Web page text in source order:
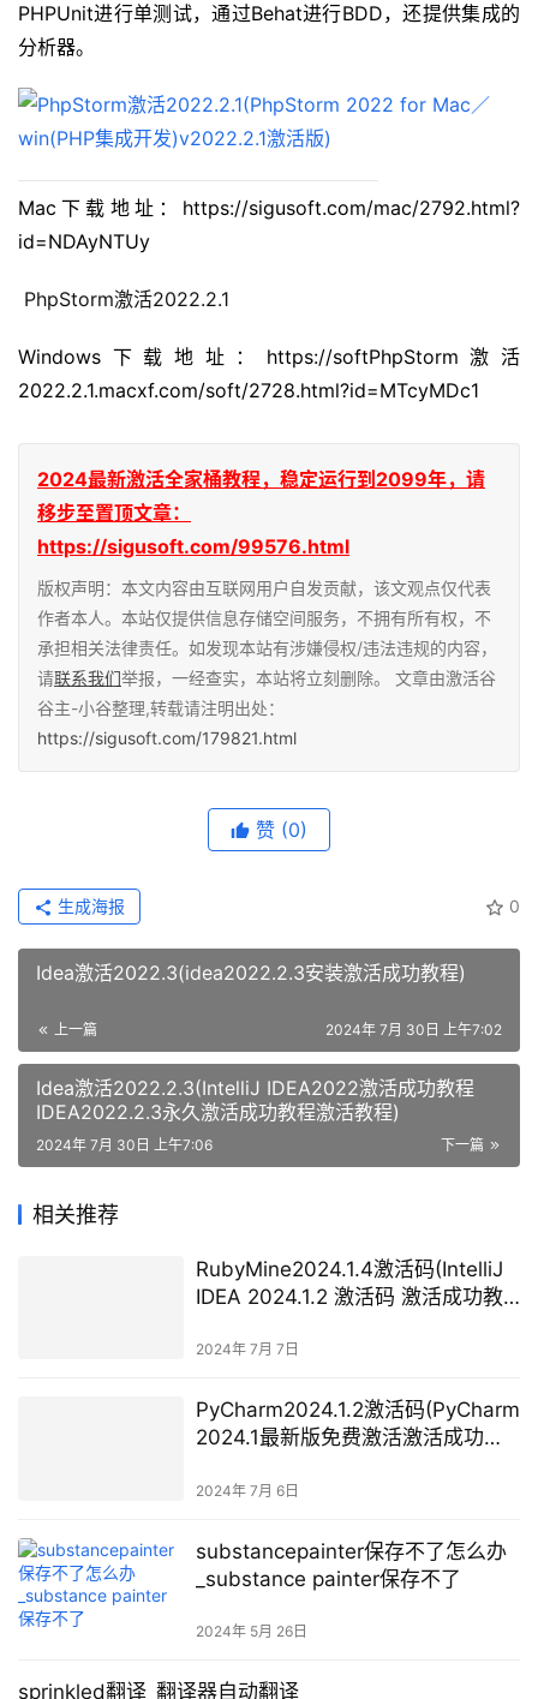
PHPUnit进行单测试，通过Behat进行BDD，还提供集成的
分析器。
Mac下载地址：https://sigusoft.com/mac/2792.html?
id=NDAyNTUy
PhpStorm激活2022.2.1
Windows下载地址：https://softPhpStorm激活
2022.2.1.macxf.com/soft/2728.html?id=MTcyMDc1
2024最新激活全家桶教程，稳定运行到2099年，请
移步至置顶文章：
https://sigusoft.com/99576.html
版权声明：本文内容由互联网用户自发贡献，该文观点仅代表
作者本人。本站仅提供信息存储空间服务，不拥有所有权，不
承担相关法律责任。如发现本站有涉嫌侵权/违法违规的内容，
请联系我们举报，一经查实，本站将立刻删除。 文章由激活谷
谷主-小谷整理,转载请注明出处：
https://sigusoft.com/179821.html
赞 (0)
0
生成海报
Idea激活2022.3(idea2022.2.3安装激活成功教程)
上一篇 2024年 7月 30日 上午7:02
Idea激活2022.2.3(IntelliJ IDEA2022激活成功教程
IDEA2022.2.3永久激活成功教程激活教程)
下一篇
2024年 7月 30日 上午7:06
相关推荐
RubyMine2024.1.4激活码(IntelliJ
IDEA 2024.1.2 激活码 激活成功教
（全家桶激活）)
2024年 7月 7日
PyCharm2024.1.2激活码(PyCharm
2024.1最新版免费激活激活成功教
码）-永久持续更新)
2024年 7月 6日
substancepainter保存不了怎么办
_substance painter保存不了
2024年 5月 26日
sprinkled翻译_翻译器自动翻译